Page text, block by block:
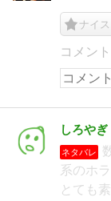
ナイス
コメン
しろやぎ
ネタバレ
系のホ
とても